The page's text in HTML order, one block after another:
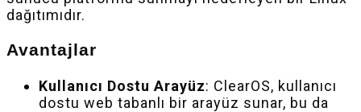
dağıtımıdır.
Avantajlar
Kullanıcı Dostu Arayüz: ClearOS, kullanıcı
dostu web tabanlı bir arayüz sunar, bu da